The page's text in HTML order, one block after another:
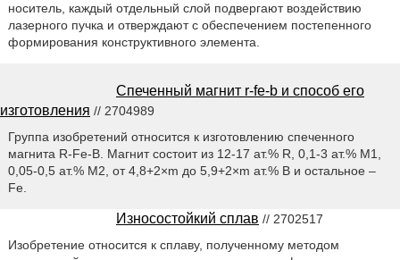
носитель, каждый отдельный слой подвергают воздействию
лазерного пучка и отверждают с обеспечением постепенного
формирования конструктивного элемента.
Спеченный магнит r-fe-b и способ его
изготовления // 2704989
Группа изобретений относится к изготовлению спеченного
магнита R-Fe-B. Магнит состоит из 12-17 ат.% R, 0,1-3 ат.% M1,
0,05-0,5 ат.% M2, от 4,8+2×m до 5,9+2×m ат.% B и остальное –
Fe.
Износостойкий сплав // 2702517
Изобретение относится к сплаву, полученному методом